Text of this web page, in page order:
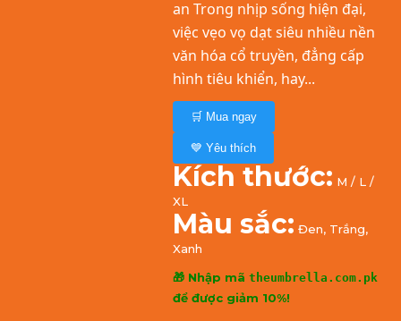
an Trong nhịp sống hiện đại,
việc vẹo vọ dạt siêu nhiều nền
văn hóa cổ truyền, đẳng cấp
hình tiêu khiển, hay...
🛒 Mua ngay
💙 Yêu thích
Kích thước: M / L /
XL
Màu sắc: Đen, Trắng,
Xanh
🎁 Nhập mã theumbrella.com.pk
để được giảm 10%!